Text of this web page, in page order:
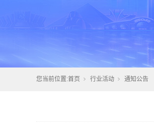
您当前位置:首页 行业活动 通知公告